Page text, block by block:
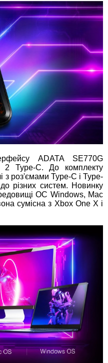
ADATA SE770G
2 Type-C. До комплекту
з роз'ємами Type-C і Type-
різних систем. Новинку
ОС Windows, Mac
сумісна з Xbox One X і